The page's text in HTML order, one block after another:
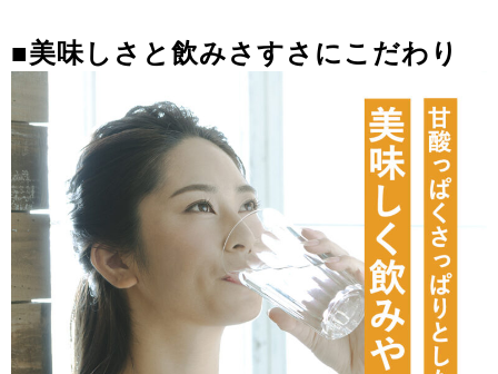
■美味しさと飲みさすさにこだわり